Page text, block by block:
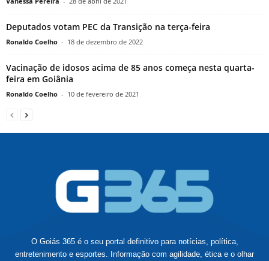
Deputados votam PEC da Transição na terça-feira
Ronaldo Coelho - 18 de dezembro de 2022
Vacinação de idosos acima de 85 anos começa nesta quarta-
feira em Goiânia
Ronaldo Coelho - 10 de fevereiro de 2021
O Goiás 365 é o seu portal definitivo para notícias, política,
entretenimento e esportes. Informação com agilidade, ética e o olhar